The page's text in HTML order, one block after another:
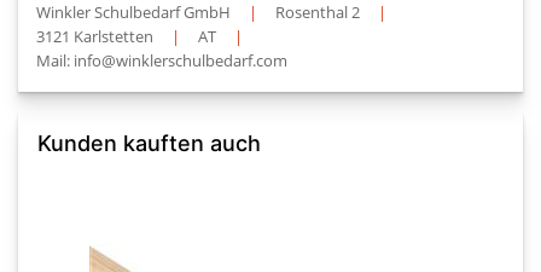
Winkler Schulbedarf GmbH | Rosenthal 2
|
3121 Karlstetten
| AT
|
Mail: info@winklerschulbedarf.com
Kunden kauften auch